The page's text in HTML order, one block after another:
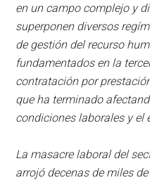
en un campo complejo y
superponen diversos
de gestión del recurso
fundamentados en la
contratación por
que ha terminado
condiciones laborales y el
La masacre laboral del
arrojó decenas de miles